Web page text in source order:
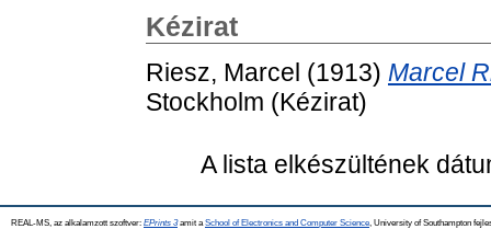
Kézirat
Riesz, Marcel (1913) Marcel
Stockholm (Kézirat)
A lista elkészültének
REAL-MS, az alkalamzott szoftver: EPrints 3amit a School of Electronics and Computer Science , University of Southampton